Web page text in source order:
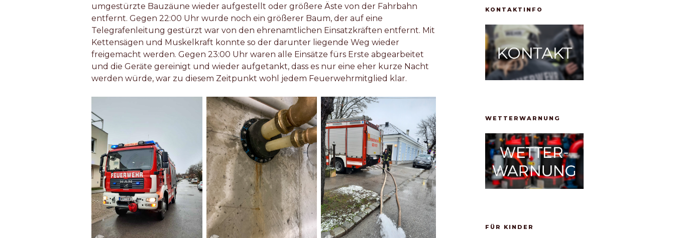
umgestürzte Bauzäune wieder aufgestellt oder größere Äste von der Fahrbahn
entfernt. Gegen 22:00 Uhr wurde noch ein größerer Baum, der auf eine
Telegrafenleitung gestürzt war von den ehrenamtlichen Einsatzkräften entfernt. Mit
Kettensägen und Muskelkraft konnte so der darunter liegende Weg wieder
freigemacht werden. Gegen 23:00 Uhr waren alle Einsätze fürs Erste abgearbeitet
und die Geräte gereinigt und wieder aufgetankt, dass es nur eine eher kurze Nacht
werden würde, war zu diesem Zeitpunkt wohl jedem Feuerwehrmitglied klar.
KONTAKTINFO
WETTERWARNUNG
FÜR KINDER